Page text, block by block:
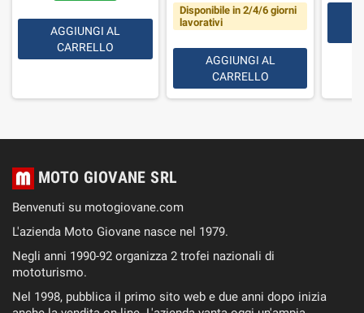
AGGIUNGI AL
CARRELLO
Disponibile in 2/4/6 giorni
lavorativi
AGGIUNGI AL
CARRELLO
MOTO GIOVANE SRL
Benvenuti su motogiovane.com
L'azienda Moto Giovane nasce nel 1979.
Negli anni 1990-92 organizza 2 trofei nazionali di
mototurismo.
Nel 1998, pubblica il primo sito web e due anni dopo inizia